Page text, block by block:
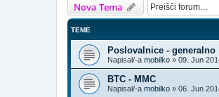
Nova Tema
TEME
Poslovalnice - generalno
Napisal/-a mobilko » 09. Jun
BTC - MMC
Napisal/-a mobilko » 06. Jun